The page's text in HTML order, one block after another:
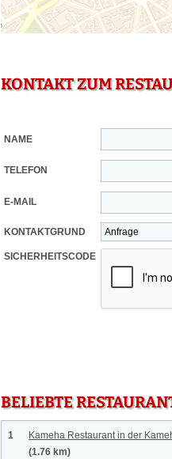
KONTAKT ZUM
NAME
TELEFON
E-MAIL
KONTAKTGRUND
SICHERHEITSCODE
BELIEBTE
1
Kameha Restaurant in der
(1.76 km)